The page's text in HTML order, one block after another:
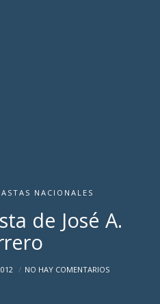
NACIONALES
de José A.
NO HAY COMENTARIOS